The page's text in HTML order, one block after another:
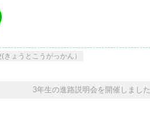
ょうとこうがっかん）
3年生の進路説明会を開催しました